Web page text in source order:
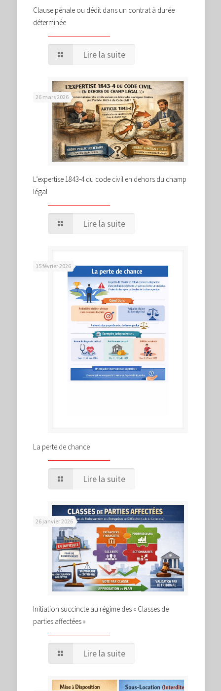
Clause pénale ou dédit dans un contrat à durée
déterminée
Lire la suite
26 mars 2026
L’expertise 1843-4 du code civil en dehors du champ
légal
Lire la suite
15 février 2026
La perte de chance
Lire la suite
26 janvier 2026
Initiation succincte au régime des « Classes de
parties affectées »
Lire la suite